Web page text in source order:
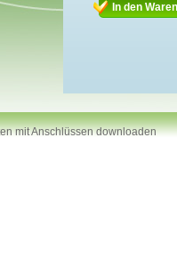
In den
mit Anschlüssen downloaden